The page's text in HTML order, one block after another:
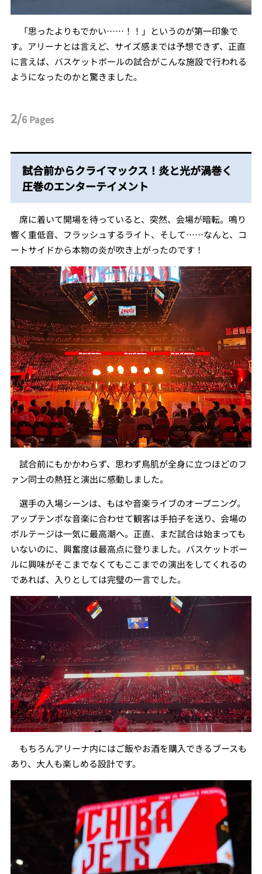
「思ったよりもでかい……！！」というのが第一印象で
す。アリーナとは言えど、サイズ感までは予想できず、正直
に言えば、バスケットボールの試合がこんな施設で行われる
ようになったのかと驚きました。
2/6 Pages
試合前からクライマックス！炎と光が渦巻く
圧巻のエンターテイメント
席に着いて開場を待っていると、突然、会場が暗転。鳴り
響く重低音、フラッシュするライト、そして……なんと、コ
ートサイドから本物の炎が吹き上がったのです！
試合前にもかかわらず、思わず鳥肌が全身に立つほどのフ
ァン同士の熱狂と演出に感動しました。
選手の入場シーンは、もはや音楽ライブのオープニング。
アップテンポな音楽に合わせて観客は手拍子を送り、会場の
ボルテージは一気に最高潮へ。正直、まだ試合は始まっても
いないのに、興奮度は最高点に登りました。バスケットボー
ルに興味がそこまでなくてもここまでの演出をしてくれるの
であれば、入りとしては完璧の一言でした。
もちろんアリーナ内にはご飯やお酒を購入できるブースも
あり、大人も楽しめる設計です。